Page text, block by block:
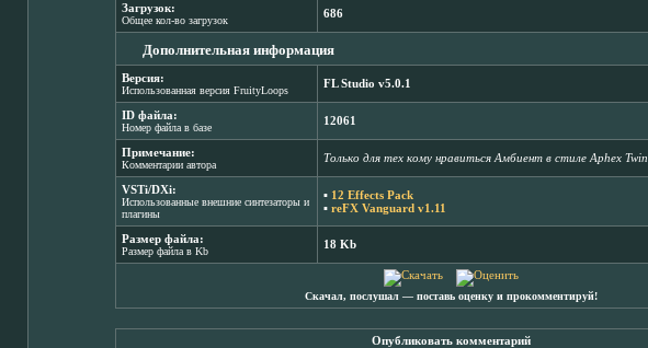
Загрузок:
Общее кол-во загрузок
686
Дополнительная информация
Версия:
Использованная версия FruityLoops
FL Studio v5.0.1
ID файла:
Номер файла в базе
12061
Примечание:
Комментарии автора
Только для тех кому нравиться Амбиент в стиле Aphex Twin
VSTi/DXi:
Использованные внешние синтезаторы и
плагины
▪ 12 Effects Pack
▪ reFX Vanguard v1.11
Размер файла:
Размер файла в Kb
18 Kb
Скачал, послушал ― поставь оценку и прокомментируй!
Опубликовать комментарий